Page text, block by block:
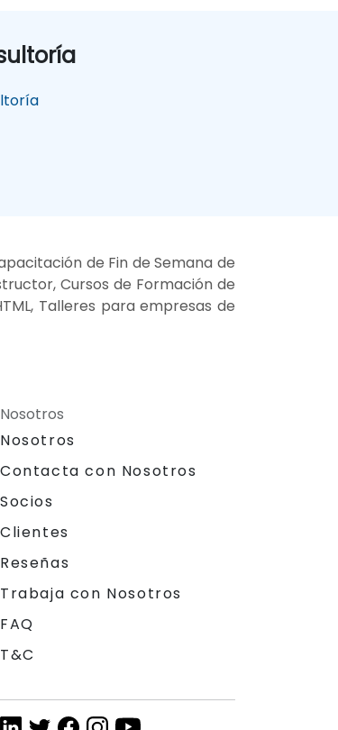
de Fin de Semana de
Cursos de Formación de
Talleres para empresas de
Nosotros
Nosotros
Contacta con Nosotros
Socios
Clientes
Reseñas
Trabaja con Nosotros
FAQ
T&C